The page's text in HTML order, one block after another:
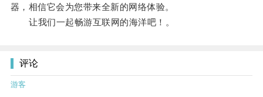
器，相信它会为您带来全新的网络体验。
让我们一起畅游互联网的海洋吧！。
评论
游客